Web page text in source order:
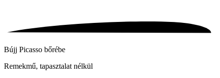
Bújj Picasso bőrébe
Remekmű, tapasztalat nélkül